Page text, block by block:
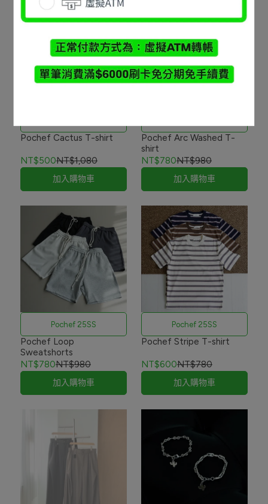
Pochef Cactus T-shirt
NT$500NT$1,080
加入購物車
Pochef Arc Washed T-
shirt
NT$780NT$980
加入購物車
Pochef 25SS
Pochef Loop
Sweatshorts
NT$780NT$980
加入購物車
Pochef 25SS
Pochef Stripe T-shirt
NT$600NT$780
加入購物車